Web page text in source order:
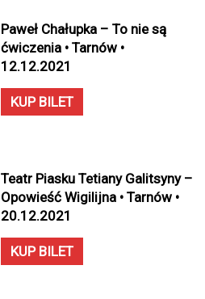
Paweł Chałupka – To nie są
ćwiczenia • Tarnów •
12.12.2021
KUP BILET
Teatr Piasku Tetiany Galitsyny –
Opowieść Wigilijna • Tarnów •
20.12.2021
KUP BILET